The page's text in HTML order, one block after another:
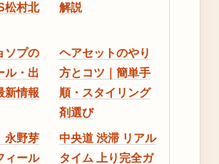
松村北
解説
ソプの
ル・出
新情報
ヘアセットのやり
方とコツ｜簡単手
順・スタイリング
剤選び
永野芽
ィール
中央道 渋滞 リアル
タイム 上り完全ガ